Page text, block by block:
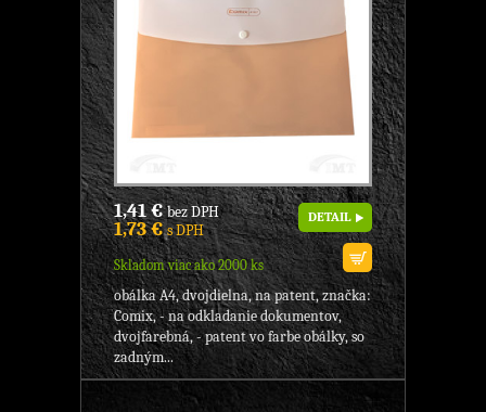
1,41 €bez DPH
1,73 €s DPH
Skladom viac ako 2000 ks
DETAIL
obálka A4, dvojdielna, na patent, značka:
Comix, - na odkladanie dokumentov,
dvojfarebná, - patent vo farbe obálky, so
zadným...